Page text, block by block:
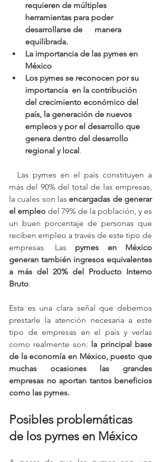
requieren de múltiples
herramientas para poder
desarrollarse de      manera
equilibrada.
La importancia de las pymes en
México
Los pymes se reconocen por su
importancia  en la contribución
del crecimiento económico del
país, la generación de nuevos
empleos y por el desarrollo que
genera dentro del desarrollo
regional y local.
más del 90% del total de las empresas,
la cuales son las encargadas de generar
el empleo del 79% de la población, y es
un buen porcentaje de personas que
reciben empleo a través de este tipo de
empresas. Las pymes en México
generan también ingresos equivalentes
a más del 20% del Producto Interno
Bruto.
Esta es una clara señal que debemos
prestarle la atención necesaria a este
tipo de empresas en el país y verlas
como realmente son: la principal base
de la economía en México, puesto que
muchas ocasiones las grandes
empresas no aportan tantos beneficios
como las pymes.
Posibles problemáticas
de los pymes en México